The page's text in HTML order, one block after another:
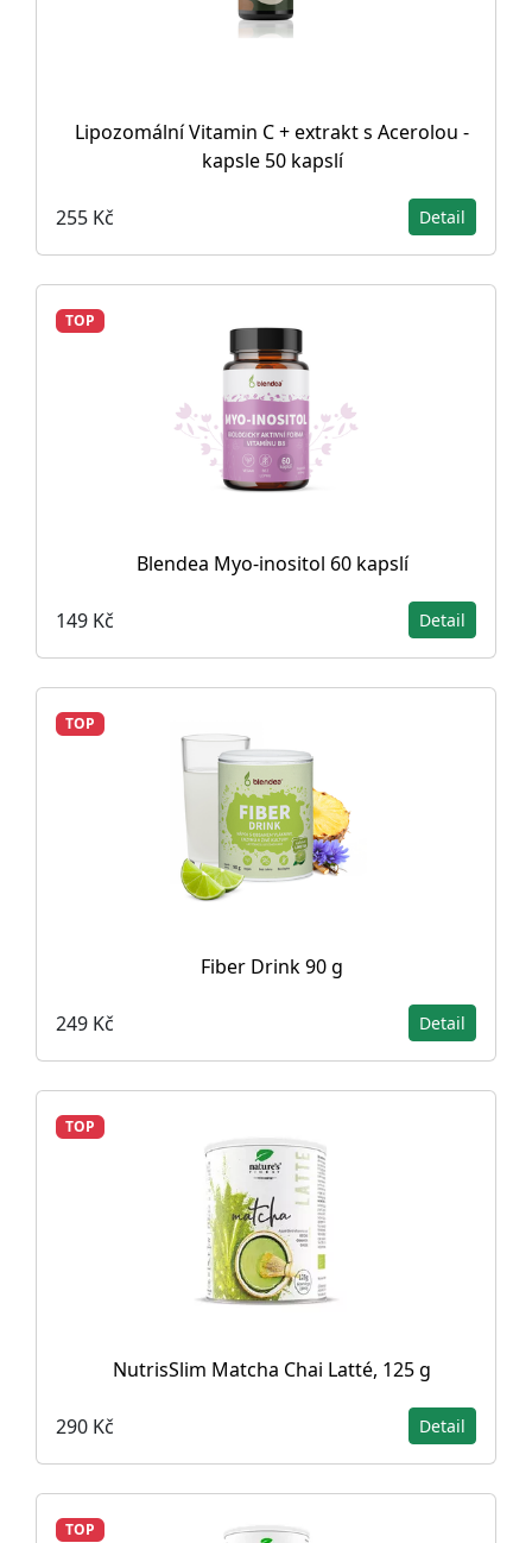
Lipozomální Vitamin C + extrakt s Acerolou -
kapsle 50 kapslí
255 Kč Detail
TOP
Blendea Myo-inositol 60 kapslí
149 Kč Detail
TOP
Fiber Drink 90 g
249 Kč Detail
TOP
NutrisSlim Matcha Chai Latté, 125 g
290 Kč Detail
TOP